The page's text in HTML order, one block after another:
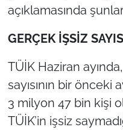
açıklamasında
GERÇEK İŞSİZ
TÜİK Haziran
sayısının bir
3 milyon 47 bin kişi
TÜİK’in işsiz